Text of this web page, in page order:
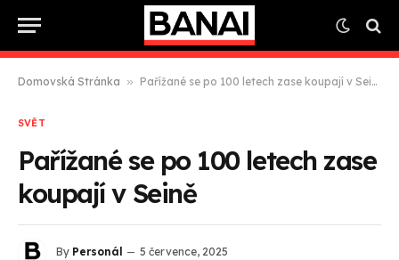
Domovská Stránka » Pařížané se po 100 letech zase koupají v Seině
SVĚT
Pařížané se po 100 letech zase
koupají v Seině
By Personál 5 července, 2025